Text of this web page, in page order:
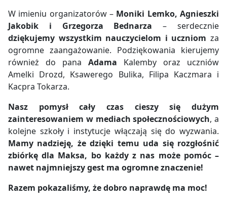
W imieniu organizatorów – Moniki Lemko, Agnieszki
Jakobik i Grzegorza Bednarza – serdecznie
dziękujemy wszystkim nauczycielom i uczniom za
ogromne zaangażowanie. Podziękowania kierujemy
również do pana Adama Kalemby oraz uczniów
Amelki Drozd, Ksawerego Bulika, Filipa Kaczmara i
Kacpra Tokarza.
Nasz pomysł cały czas cieszy się dużym
zainteresowaniem w mediach społecznościowych, a
kolejne szkoły i instytucje włączają się do wyzwania.
Mamy nadzieję, że dzięki temu uda się rozgłośnić
zbiórkę dla Maksa, bo każdy z nas może pomóc –
nawet najmniejszy gest ma ogromne znaczenie!
Razem pokazaliśmy, że dobro naprawdę ma moc!